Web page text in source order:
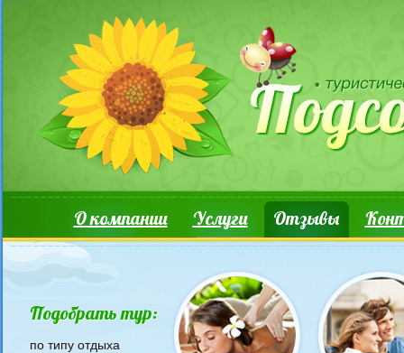
Основные ссылки
О компании Услуги Отзывы
Подобрать тур:
по типу отдыха